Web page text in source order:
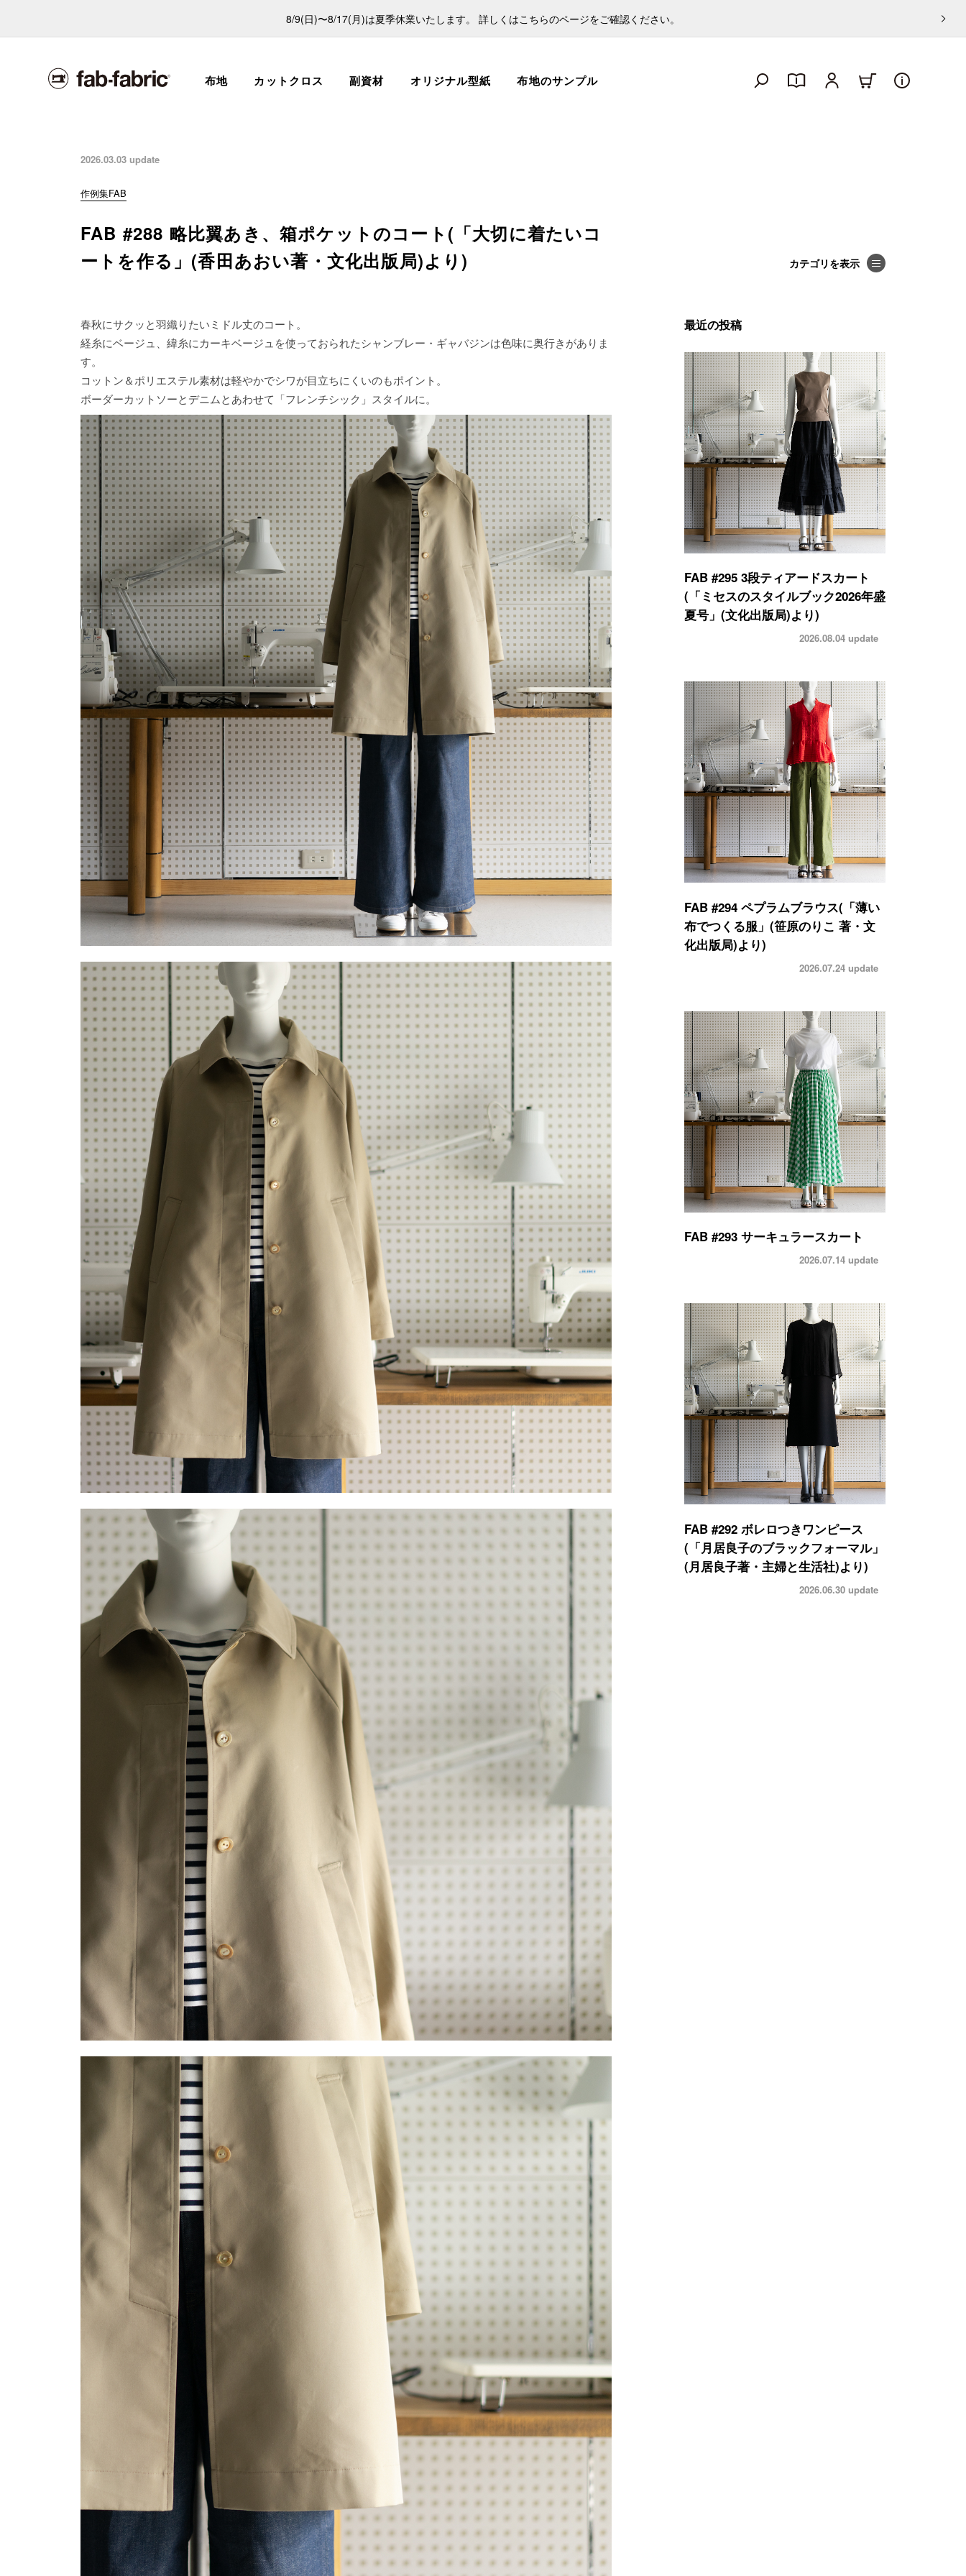
8/9(日)〜8/17(月)は夏季休業いたします。 詳しくはこちらのページをご確認ください。
布地 カットクロス 副資材 オリジナル型紙 布地のサンプル
2026.03.03 update
作例集FAB
FAB #288 略比翼あき、箱ポケットのコート(「大切に着たいコ
ートを作る」(香田あおい著・文化出版局)より)
春秋にサクッと羽織りたいミドル丈のコート。
経糸にベージュ、緯糸にカーキベージュを使っておられたシャンブレー・ギャバジンは色味に奥行きがありま
す。
コットン＆ポリエステル素材は軽やかでシワが目立ちにくいのもポイント。
ボーダーカットソーとデニムとあわせて「フレンチシック」スタイルに。
最近の投稿
FAB #295 3段ティアードスカート
(「ミセスのスタイルブック2026年盛
夏号」(文化出版局)より)
2026.08.04 update
FAB #294 ペプラムブラウス(「薄い
布でつくる服」(笹原のりこ 著・文
化出版局)より)
2026.07.24 update
FAB #293 サーキュラースカート
2026.07.14 update
FAB #292 ボレロつきワンピース
(「月居良子のブラックフォーマル」
(月居良子著・主婦と生活社)より)
2026.06.30 update